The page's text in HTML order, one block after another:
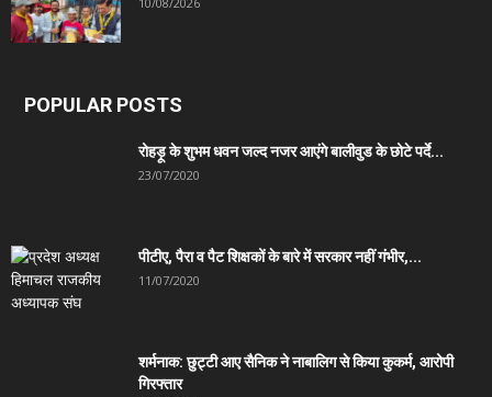
POPULAR POSTS
रोहड़ू के शुभम धवन जल्द नजर आएंगे बालीवुड के छोटे पर्दे...
23/07/2020
पीटीए, पैरा व पैट शिक्षकों के बारे में सरकार नहीं गंभीर,...
11/07/2020
शर्मनाक: छुट्टी आए सैनिक ने नाबालिग से किया कुकर्म, आरोपी
गिरफ्तार